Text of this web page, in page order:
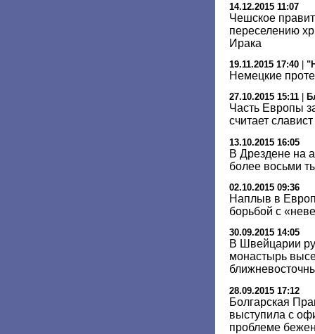
14.12.2015 11:07
Чешское
переселению
Ирака
19.11.2015 17:40
Немецкие
27.10.2015 15:11
Часть Европы
считает
13.10.2015 16:05
В Дрездене на
более восьми
02.10.2015 09:36
Наплыв в
борьбой с
30.09.2015 14:05
В Швейцарии
монастырь
28.09.2015 17:12
Болгарская
выступила с
проблеме